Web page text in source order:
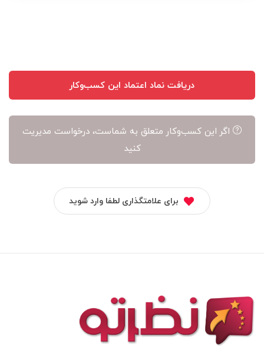
دریافت نماد اعتماد این کسب‌وکار
اگر این کسب‌وکار متعلق به شماست، درخواست مدیریت
کنید
برای علامتگذاری لطفا وارد شوید